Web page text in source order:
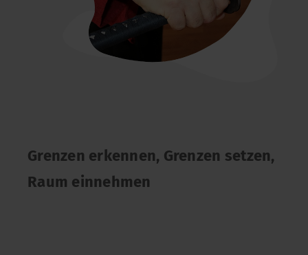
Grenzen erkennen, Grenzen setzen,
Raum einnehmen